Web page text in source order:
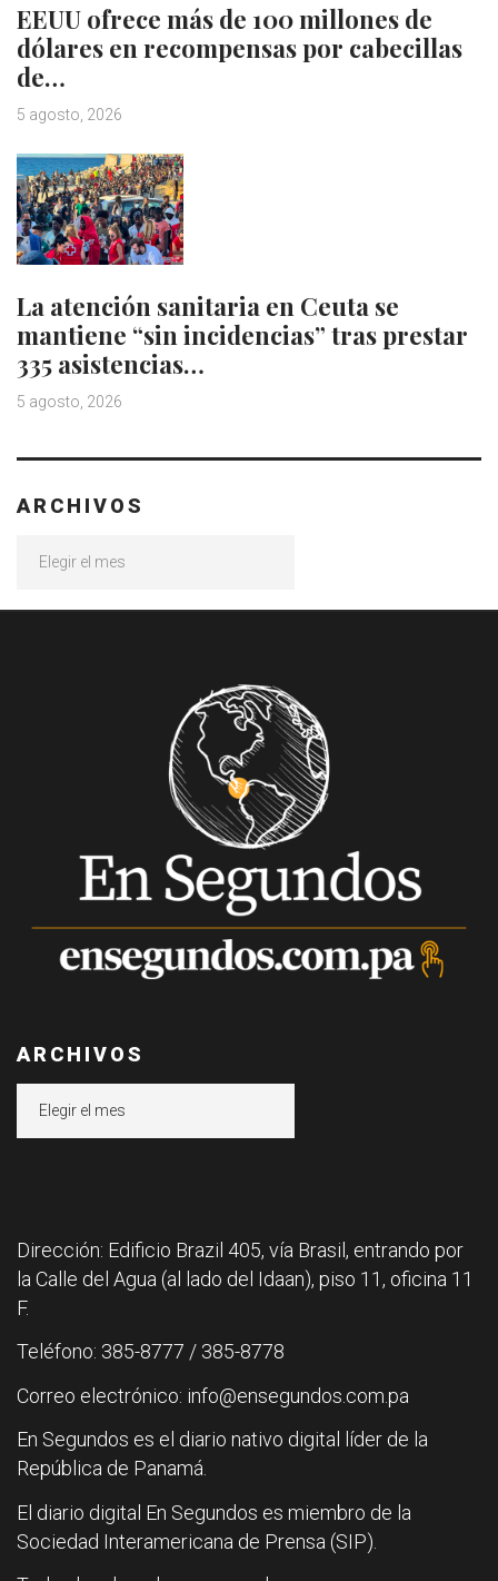
EEUU ofrece más de 100 millones de
dólares en recompensas por cabecillas
de…
5 agosto, 2026
La atención sanitaria en Ceuta se
mantiene “sin incidencias” tras prestar
335 asistencias…
5 agosto, 2026
ARCHIVOS
ARCHIVOS
Dirección: Edificio Brazil 405, vía Brasil, entrando por
la Calle del Agua (al lado del Idaan), piso 11, oficina 11
F.
Teléfono: 385-8777 / 385-8778
Correo electrónico: info@ensegundos.com.pa
En Segundos es el diario nativo digital líder de la
República de Panamá.
El diario digital En Segundos es miembro de la
Sociedad Interamericana de Prensa (SIP).